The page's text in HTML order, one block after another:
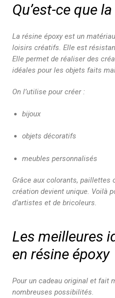
Qu’est-ce que
La résine époxy est un
loisirs créatifs. Elle est
Elle permet de réaliser des
idéales pour les objets faits
On l’utilise pour créer :
bijoux
objets décoratifs
meubles personnalisés
Grâce aux colorants, paillettes
création devient unique. Voilà
d’artistes et de bricoleurs.
Les meilleures
en résine époxy
Pour un cadeau original et fait
nombreuses possibilités.